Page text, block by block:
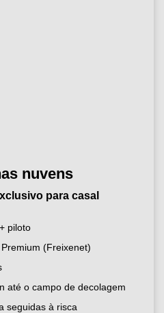
nuvens
para casal
piloto
(Freixenet)
até o campo de decolagem
seguidas à risca